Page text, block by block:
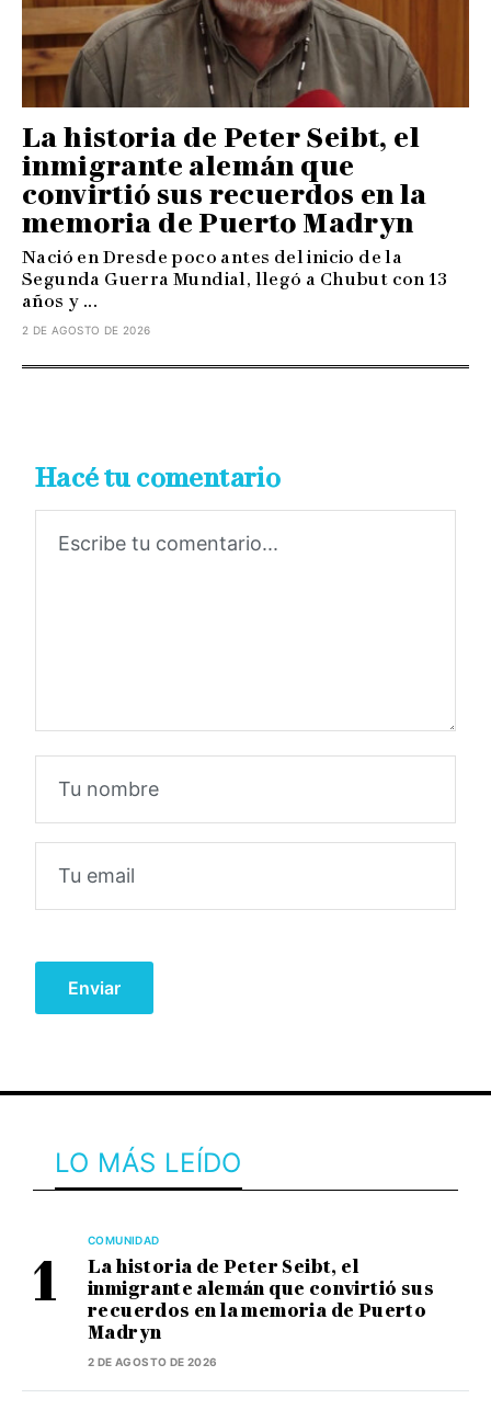
La historia de Peter Seibt, el
inmigrante alemán que
convirtió sus recuerdos en la
memoria de Puerto Madryn
Nació en Dresde poco antes del inicio de la
Segunda Guerra Mundial, llegó a Chubut con 13
años y ...
2 DE AGOSTO DE 2026
Hacé tu comentario
LO MÁS LEÍDO
COMUNIDAD
La historia de Peter Seibt, el
inmigrante alemán que convirtió sus
recuerdos en la memoria de Puerto
Madryn
2 DE AGOSTO DE 2026